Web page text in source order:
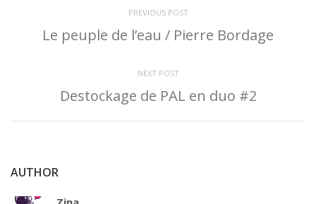
PREVIOUS POST
Le peuple de l’eau / Pierre Bordage
NEXT POST
Destockage de PAL en duo #2
AUTHOR